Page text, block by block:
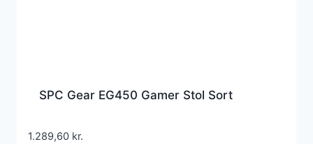
SPC Gear EG450 Gamer Stol Sort
1.289,60 kr.